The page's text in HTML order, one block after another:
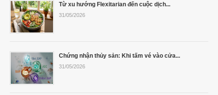
Từ xu hướng Flexitarian đến cuộc dịch...
31/05/2026
Chứng nhận thủy sản: Khi tấm vé vào cửa...
31/05/2026